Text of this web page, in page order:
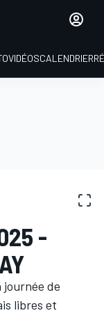
VIDÉOSCALENDRIER
-
journée de
libres et